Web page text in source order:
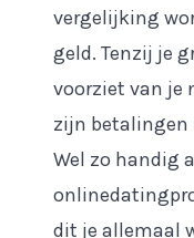
vergelijking
geld. Tenzij je
voorziet van je
zijn betalingen
Wel zo handig
dit je allemaal